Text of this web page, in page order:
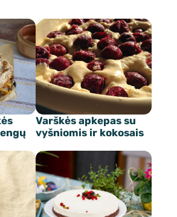
Varškės apkepas su
vyšniomis ir kokosais